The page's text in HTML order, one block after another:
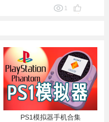
1
PS1模拟器手机合集